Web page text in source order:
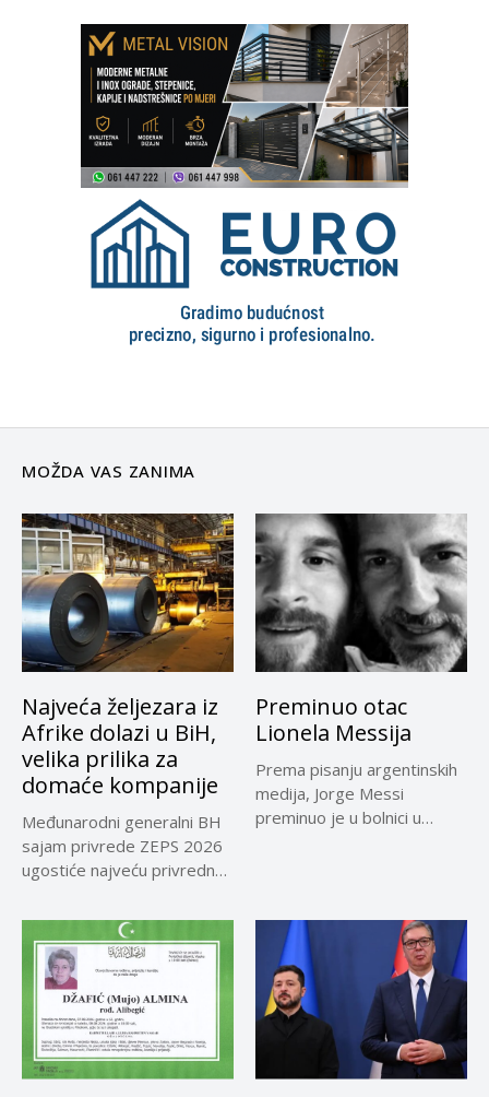
MOŽDA VAS ZANIMA
Najveća željezara iz
Afrike dolazi u BiH,
velika prilika za
domaće kompanije
Međunarodni generalni BH
sajam privrede ZEPS 2026
ugostiće najveću privrednu
Preminuo otac
Lionela Messija
Prema pisanju argentinskih
medija, Jorge Messi
preminuo je u bolnici u